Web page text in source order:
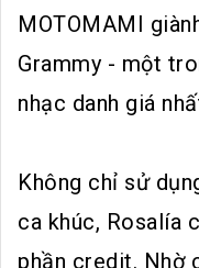
MOTOMAMI
Grammy - một
nhạc danh giá
Không chỉ sử
ca khúc, Rosalía
phần credit. Nhờ